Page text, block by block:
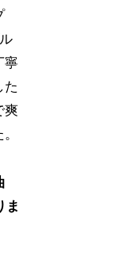
寧
た
爽
ま